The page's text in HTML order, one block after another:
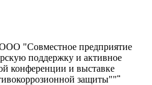
"Совместное предприятие
поддержку и активное
конференции и выставке
защиты"""